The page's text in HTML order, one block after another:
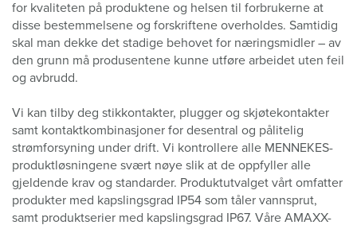
for kvaliteten på produktene og helsen til forbrukerne at
disse bestemmelsene og forskriftene overholdes. Samtidig
skal man dekke det stadige behovet for næringsmidler – av
den grunn må produsentene kunne utføre arbeidet uten feil
og avbrudd.
Vi kan tilby deg stikkontakter, plugger og skjøtekontakter
samt kontaktkombinasjoner for desentral og pålitelig
strømforsyning under drift. Vi kontrollere alle MENNEKES-
produktløsningene svært nøye slik at de oppfyller alle
gjeldende krav og standarder. Produktutvalget vårt omfatter
produkter med kapslingsgrad IP54 som tåler vannsprut,
samt produktserier med kapslingsgrad IP67. Våre AMAXX-